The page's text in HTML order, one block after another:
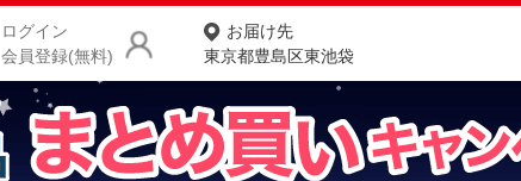
ログイン
会員登録(無料)
お届け先
東京都豊島区東池袋